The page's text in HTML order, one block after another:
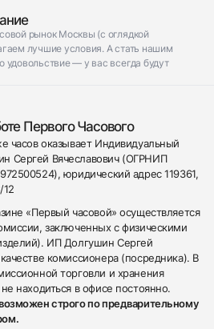
рынок Москвы (с оглядкой
лучшие условия. А стать нашим
— у вас всегда будут
Первого Часового
часов оказывает Индивидуальный
Сергей Вячеславович (ОГРНИП
юридический адрес 119361,
12
«Первый часовой» осуществляется
заключенных с физическими
ИП Долгушин Сергей
комиссионера (посредника). В
торговли и хранения
находиться в офисе постоянно.
строго по предварительному